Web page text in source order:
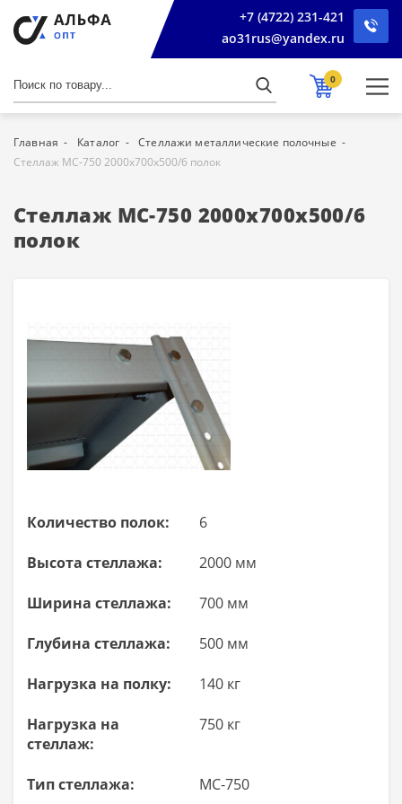
+7 (4722) 231-421
ao31rus@yandex.ru
0
Главная Каталог
Стеллажи металлические полочные
Стеллаж МС-750 2000х700х500/6 полок
Стеллаж МС-750 2000х700х500/6
полок
Количество полок: 6
Высота стеллажа: 2000 мм
Ширина стеллажа: 700 мм
Глубина стеллажа: 500 мм
Нагрузка на полку: 140 кг
Нагрузка на
стеллаж:
750 кг
Тип стеллажа: МС-750